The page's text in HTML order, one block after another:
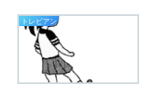
トレビアン